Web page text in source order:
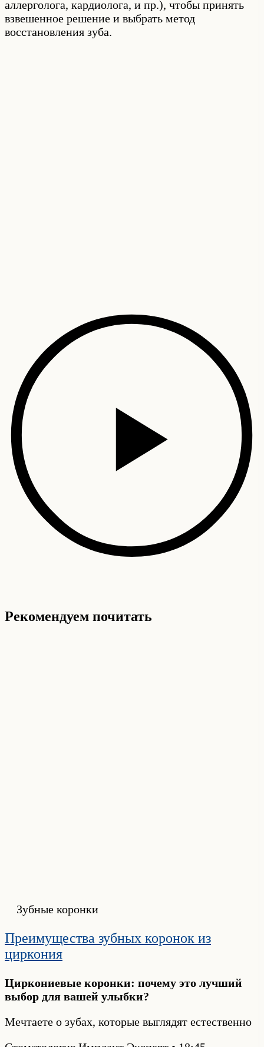
аллерголога, кардиолога, и пр.), чтобы принять
взвешенное решение и выбрать метод
восстановления зуба.
Рекомендуем почитать
Зубные коронки
Преимущества зубных коронок из
циркония
Циркониевые коронки: почему это лучший
выбор для вашей улыбки?
Мечтаете о зубах, которые выглядят естественно